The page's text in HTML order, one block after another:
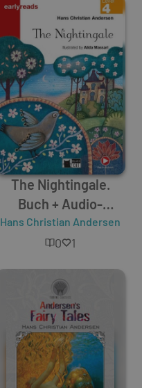
The Nightingale.
Buch + Audio-
Angebot
Hans Christian Andersen
0 1